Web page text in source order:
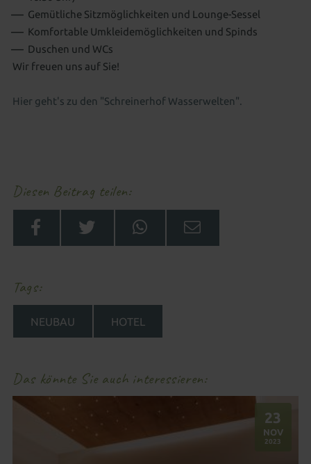
Gemütliche Sitzmöglichkeiten und Lounge-Sessel
Komfortable Umkleidemöglichkeiten und Spinds
Duschen und WCs
Wir freuen uns auf Sie!
Hier geht's zu den "Schreinerhof Wasserwelten".
Diesen Beitrag teilen
Tags
NEUBAU HOTEL
Das könnte Sie auch interessieren
23
NOV.
2023